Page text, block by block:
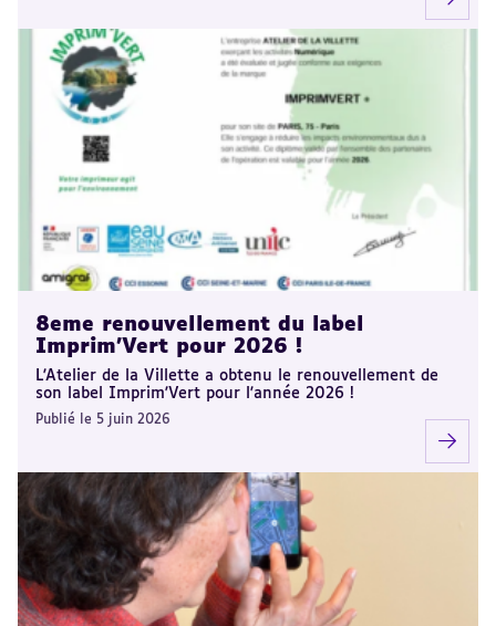
8eme renouvellement du label
Imprim'Vert pour 2026 !
L'Atelier de la Villette a obtenu le renouvellement de
son label Imprim'Vert pour l'année 2026 !
Publié le 5 juin 2026